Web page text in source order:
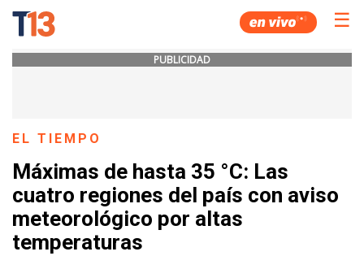
☰
PUBLICIDAD
EL TIEMPO
Máximas de hasta 35 °C: Las
cuatro regiones del país con aviso
meteorológico por altas
temperaturas